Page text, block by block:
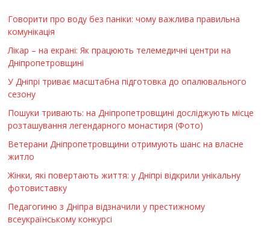
Говорити про воду без паніки: чому важлива правильна
комунікація
Лікар – на екрані: Як працюють телемедичні центри на
Дніпропетровщині
У Дніпрі триває масштабна підготовка до опалювального
сезону
Пошуки тривають: на Дніпропетровщині досліджують місце
розташування легендарного монастиря (Фото)
Ветерани Дніпропетровщини отримують шанс на власне
житло
Жінки, які повертають життя: у Дніпрі відкрили унікальну
фотовиставку
Педагогиню з Дніпра відзначили у престижному
всеукраїнському конкурсі